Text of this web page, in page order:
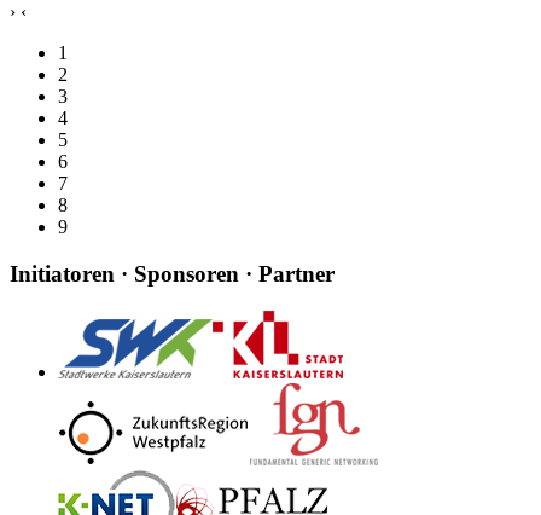
› ‹
1
2
3
4
5
6
7
8
9
Initiatoren · Sponsoren · Partner